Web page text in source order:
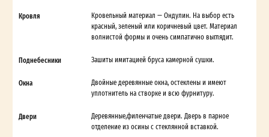
Кровля
Кровельный материал — Ондулин. На выбор есть
красный, зеленый или коричневый цвет. Материал
волнистой формы и очень симпатично выглядит.
Поднебесники Зашиты имитацией бруса камерной сушки.
Окна
Двойные деревянные окна, остеклены и имеют
уплотнитель на створке и всю фурнитуру.
Двери
Деревянные,филенчатые двери. Дверь в парное
отделение из осины с стеклянной вставкой.